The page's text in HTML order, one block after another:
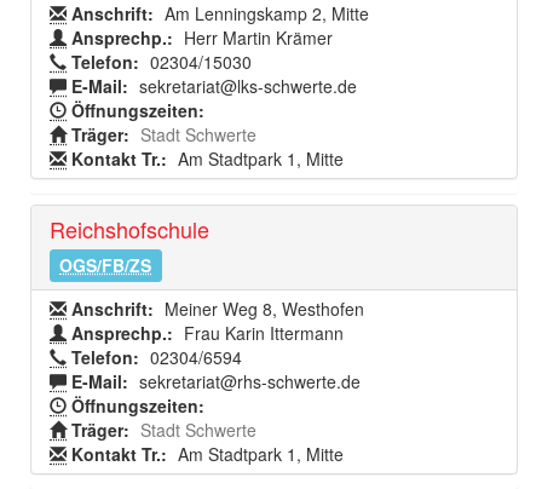
Anschrift: Am Lenningskamp 2, Mitte
Ansprechp.: Herr Martin Krämer
Telefon: 02304/15030
E-Mail: sekretariat@lks-schwerte.de
Öffnungszeiten:
Träger: Stadt Schwerte
Kontakt Tr.: Am Stadtpark 1, Mitte
Reichshofschule
OGS/FB/ZS
Anschrift: Meiner Weg 8, Westhofen
Ansprechp.: Frau Karin Ittermann
Telefon: 02304/6594
E-Mail: sekretariat@rhs-schwerte.de
Öffnungszeiten:
Träger: Stadt Schwerte
Kontakt Tr.: Am Stadtpark 1, Mitte